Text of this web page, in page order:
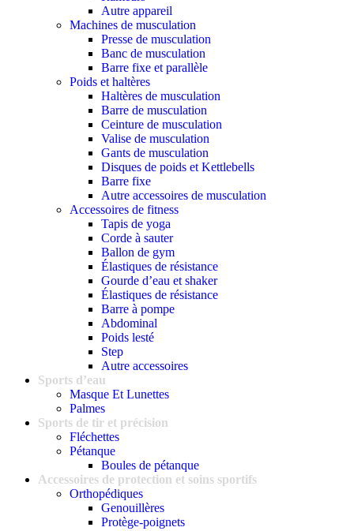
Autre appareil
Machines de musculation
Presse de musculation
Banc de musculation
Barre fixe et parallèle
Poids et haltères
Haltères de musculation
Barre de musculation
Ceinture de musculation
Valise de musculation
Gants de musculation
Disques de poids et Kettlebells
Barre fixe
Autre accessoires de musculation
Accessoires de fitness
Tapis de yoga
Corde à sauter
Ballon de gym
Élastiques de résistance
Gourde d’eau et shaker
Élastiques de résistance
Barre à pompe
Abdominal
Poids lesté
Step
Autre accessoires
Sports d’eau
Masque Et Lunettes
Palmes
Sports de tir et précision
Fléchettes
Pétanque
Boules de pétanque
Accessoires de protection et soins sportifs
Orthopédiques
Genouillères
Protège-poignets